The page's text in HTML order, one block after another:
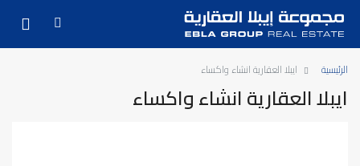
الرئيسية ايبلا العقارية انشاء واكساء
ايبلا العقارية انشاء واكساء